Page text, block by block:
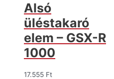
Alsó
üléstakaró
elem – GSX-R
1000
17.555 Ft